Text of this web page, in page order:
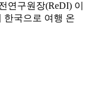
연구원장(ReDI) 이
한국으로 여행 온